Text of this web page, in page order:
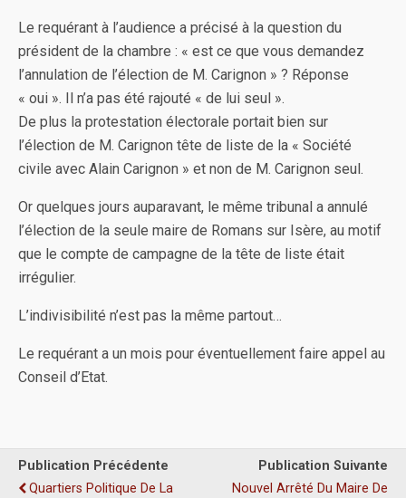
Le requérant à l’audience a précisé à la question du
président de la chambre : « est ce que vous demandez
l’annulation de l’élection de M. Carignon » ? Réponse
« oui ». Il n’a pas été rajouté « de lui seul ».
De plus la protestation électorale portait bien sur
l’élection de M. Carignon tête de liste de la « Société
civile avec Alain Carignon » et non de M. Carignon seul.
Or quelques jours auparavant, le même tribunal a annulé
l’élection de la seule maire de Romans sur Isère, au motif
que le compte de campagne de la tête de liste était
irrégulier.
L’indivisibilité n’est pas la même partout…
Le requérant a un mois pour éventuellement faire appel au
Conseil d’Etat.
Publication Précédente
Quartiers Politique De La
Publication Suivante
Nouvel Arrêté Du Maire De